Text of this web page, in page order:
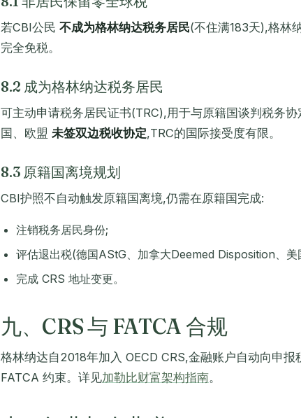
若CBI公民 不成为格林纳达税务居民(不住满183天),格林
完全免税。
8.2 成为格林纳达税务居民
可主动申请税务居民证书(TRC),用于与原籍国谈判税务
国、欧盟 未签双边税收协定,TRC的国际接受度有限。
8.3 原籍国离境规划
CBI护照不自动触发原籍国离境,仍需在原籍国完成:
注销税务居民身份;
评估退出税(德国AStG、加拿大Deemed Disposition、美
完成 CRS 地址变更。
九、CRS 与 FATCA 合规
格林纳达自2018年加入 OECD CRS,金融账户自动向申
FATCA 约束。详见加勒比财富架构指南。